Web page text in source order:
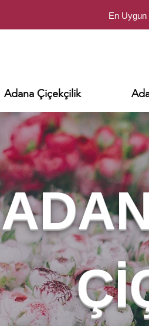
En
Adana Çiçekçilik